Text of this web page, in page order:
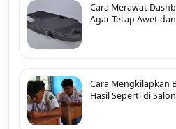
Cara Merawat
Agar Tetap Awet
Cara Mengkilapkan
Hasil Seperti di